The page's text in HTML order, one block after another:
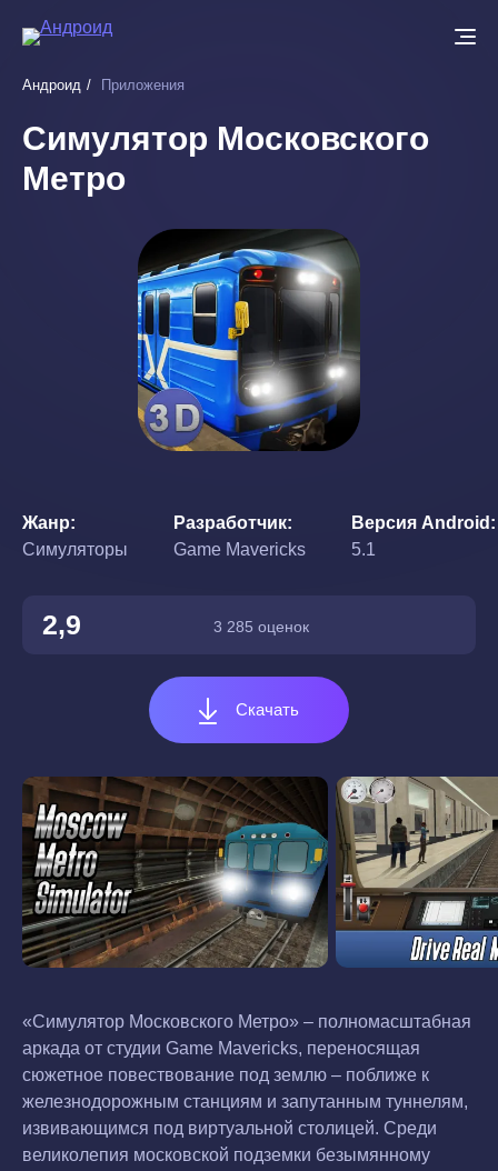
основному
Андроид Приложения
Симулятор Московского
Метро
Жанр
Симуляторы
Разработчик
Game Mavericks
Версия Android
5.1
2,9 3 285 оценок
Скачать
«Симулятор Московского Метро» – полномасштабная
аркада от студии Game Mavericks, переносящая
сюжетное повествование под землю – поближе к
железнодорожным станциям и запутанным туннелям,
извивающимся под виртуальной столицей. Среди
великолепия московской подземки безымянному